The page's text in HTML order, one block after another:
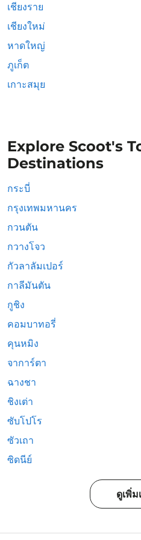
เชียงราย
เชียงใหม่
หาดใหญ่
ภูเก็ต
เกาะสมุย
Explore Scoot's
Destinations
กระบี่
กรุงเทพมหานคร
กวนตัน
กวางโจว
กัวลาลัมเปอร์
กาลีมันตัน
กูชิง
คอมบาทอรี่
คุนหมิง
จาการ์ตา
ฉางชา
ชิงเต่า
ซับโปโร
ซัวเถา
ซิดนีย์
ดูเพิ่ม